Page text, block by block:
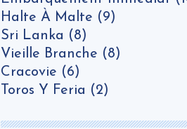
Halte À Malte (9)
Sri Lanka (8)
Vieille Branche (8)
Cracovie (6)
Toros Y Feria (2)